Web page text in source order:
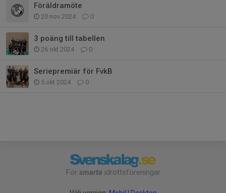
Föräldramöte
20 nov 2024 0
3 poäng till tabellen
26 okt 2024 0
Seriepremiär för FvkB
5 okt 2024 0
För smarta idrottsföreningar